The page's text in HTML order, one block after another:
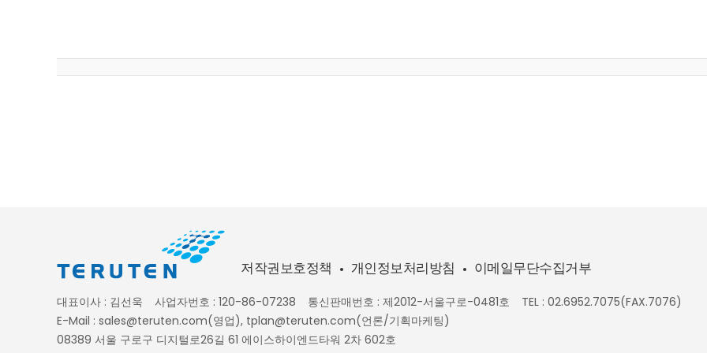
저작권보호정책 개인정보처리방침 이메일무단수집거부
대표이사 : 김선욱 사업자번호 : 120-86-07238 통신판매번호 : 제2012-서울구로-0481호
TEL : 02.6952.7075(FAX.7076)
E-Mail : sales@teruten.com(영업), tplan@teruten.com(언론/기획마케팅)
08389 서울 구로구 디지털로26길 61 에이스하이엔드타워 2차 602호